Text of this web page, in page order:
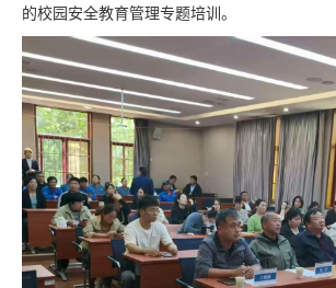
的校园安全教育管理专题培训。